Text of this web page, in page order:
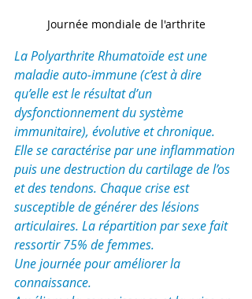
Journée mondiale de l'arthrite
La Polyarthrite Rhumatoïde est une
maladie auto-immune (c’est à dire
qu’elle est le résultat d’un
dysfonctionnement du système
immunitaire), évolutive et chronique.
Elle se caractérise par une inflammation
puis une destruction du cartilage de l’os
et des tendons. Chaque crise est
susceptible de générer des lésions
articulaires. La répartition par sexe fait
ressortir 75% de femmes.
Une journée pour améliorer la
connaissance.